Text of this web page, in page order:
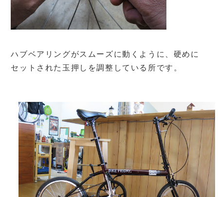
ハブベアリングがスムーズに動くように、硬めに
セットされた玉押しを調整している所です。